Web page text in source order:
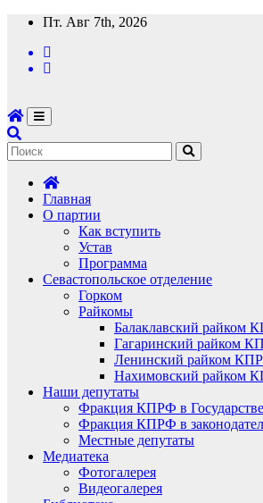
Перейти
содержимому
Пт. Авг 7th, 2026
Главная
О партии
Как вступить
Устав
Программа
Севастопольское отделение
Горком
Райкомы
Балаклавский райком
Гагаринский райком
Ленинский райком
Нахимовский райком
Наши депутаты
Фракция КПРФ в
Фракция КПРФ в
Местные депутаты
Медиатека
Фотогалерея
Видеогалерея